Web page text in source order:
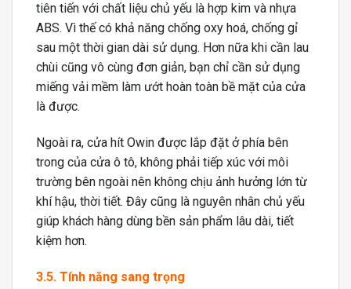
tiên tiến với chất liệu chủ yếu là hợp kim và nhựa
ABS. Vì thế có khả năng chống oxy hoá, chống gỉ
sau một thời gian dài sử dụng. Hơn nữa khi cần lau
chùi cũng vô cùng đơn giản, bạn chỉ cần sử dụng
miếng vải mềm làm ướt hoàn toàn bề mặt của cửa
là được.
Ngoài ra, cửa hít Owin được lắp đặt ở phía bên
trong của cửa ô tô, không phải tiếp xúc với môi
trường bên ngoài nên không chịu ảnh hưởng lớn từ
khí hậu, thời tiết. Đây cũng là nguyên nhân chủ yếu
giúp khách hàng dùng bền sản phẩm lâu dài, tiết
kiệm hơn.
3.5. Tính năng sang trọng